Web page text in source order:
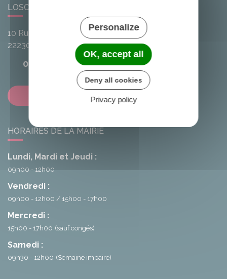
LOSCOUËT-SUR-MEU
10 Rue de l'Avenir
22230
Loscouët-sur-Meu
02 96 25 20 68
Contactez-nous
HORAIRES DE LA MAIRIE
Lundi, Mardi et Jeudi :
09h00 - 12h00
Vendredi :
09h00 - 12h00 15h00 - 17h00
Mercredi :
15h00 - 17h00 (sauf congés)
Samedi :
09h30 - 12h00 (Semaine impaire)
Personalize
OK, accept all
Deny all cookies
Privacy policy